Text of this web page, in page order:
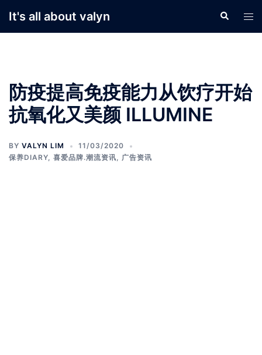
It's all about valyn Search
防疫提高免疫能力从饮疗开始
抗氧化又美颜 ILLUMINE
BY VALYN LIM
11/03/2020
保养DIARY, 喜爱品牌.潮流资讯, 广告资讯